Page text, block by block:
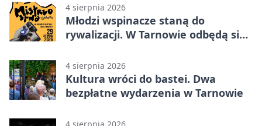
4 sierpnia 2026
Młodzi wspinacze staną do
rywalizacji. W Tarnowie odbędą się
4 sierpnia 2026
Kultura wróci do bastei. Dwa
bezpłatne wydarzenia w Tarnowie